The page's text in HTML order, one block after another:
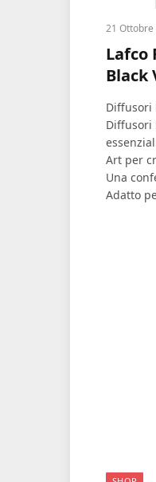
21 Ottobre
Lafco
Black
Diffusori
Diffusori
Art per
Una
Adatto